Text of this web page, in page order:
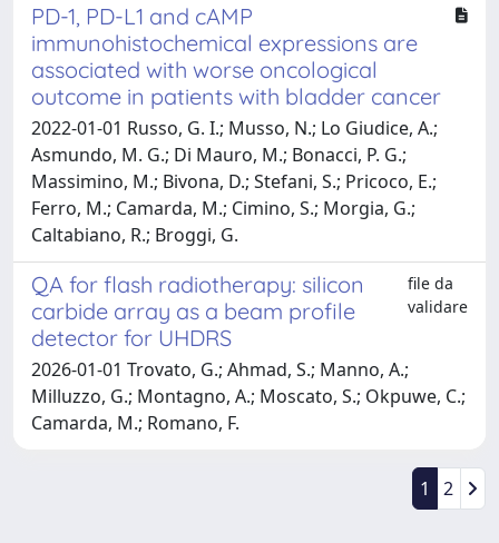
PD-1, PD-L1 and cAMP
immunohistochemical expressions are
associated with worse oncological
outcome in patients with bladder cancer
2022-01-01 Russo, G. I.; Musso, N.; Lo Giudice, A.;
Asmundo, M. G.; Di Mauro, M.; Bonacci, P. G.;
Massimino, M.; Bivona, D.; Stefani, S.; Pricoco, E.;
Ferro, M.; Camarda, M.; Cimino, S.; Morgia, G.;
Caltabiano, R.; Broggi, G.
QA for flash radiotherapy: silicon
carbide array as a beam profile
detector for UHDRS
file da
validare
2026-01-01 Trovato, G.; Ahmad, S.; Manno, A.;
Milluzzo, G.; Montagno, A.; Moscato, S.; Okpuwe, C.;
Camarda, M.; Romano, F.
1 2